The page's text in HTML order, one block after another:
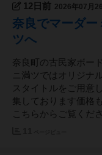
12日前 2026年07月
奈良でマーダ
ツへ
奈良町の古民家ボー
ニ満ツではオリジナ
スタイトルをご用意
集しております価格
こちらからご覧くだ